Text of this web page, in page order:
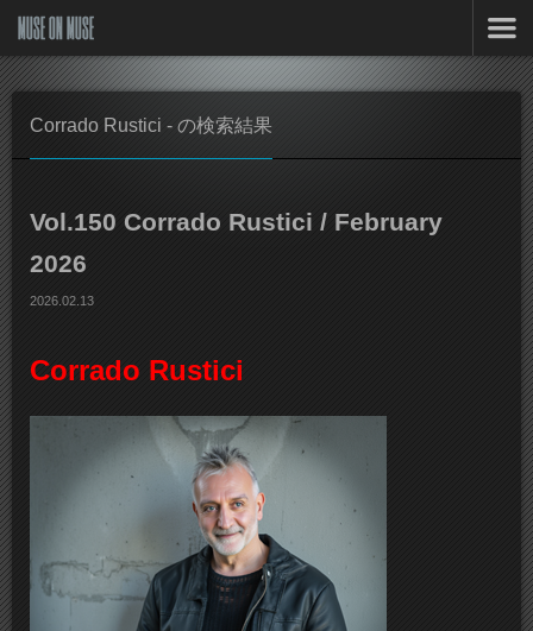
MUSE ON MUSE
Corrado Rustici - の検索結果
Vol.150 Corrado Rustici / February
2026
2026.02.13
Corrado Rustici